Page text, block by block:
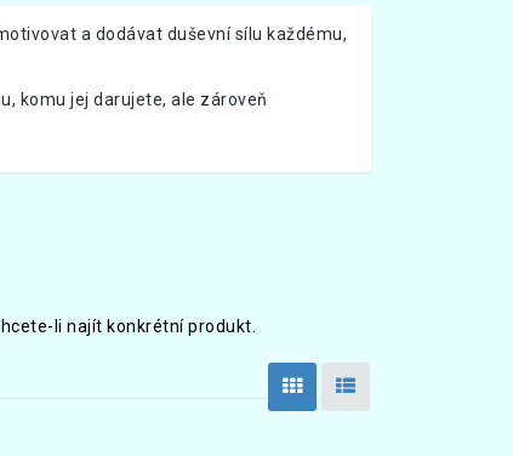
a dodávat duševní sílu každému,
komu jej darujete, ale zároveň
li najít konkrétní produkt.